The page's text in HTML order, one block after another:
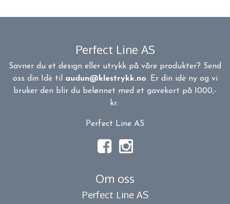
Perfect Line AS
Savner du et design eller utrykk på våre produkter? Send
oss din Idè til audun@klestrykk.no. Er din idè ny og vi
bruker den blir du belønnet med et gavekort på 1000,-
kr.
Perfect Line AS
Om oss
Perfect Line AS